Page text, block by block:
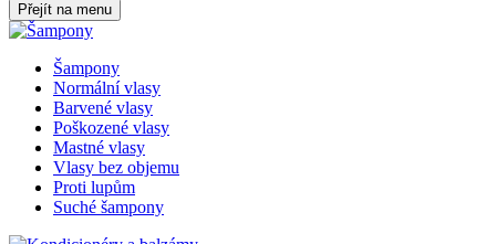
Přejít na menu
Šampony
Normální vlasy
Barvené vlasy
Poškozené vlasy
Mastné vlasy
Vlasy bez objemu
Proti lupům
Suché šampony